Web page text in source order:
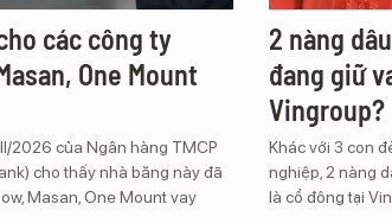
các công ty
One Mount
2026 của Ngân hàng TMCP
cho thấy nhà băng này đã
Masan, One Mount vay
2 nàng
đang giữ
Vingroup?
Khác với 3 con
nghiệp, 2 nàng
là cổ đông tại